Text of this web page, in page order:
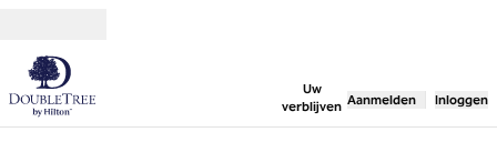
Uw
verblijven
, opent nieuw
Aanmelden Inloggen